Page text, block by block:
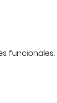
funcionales.